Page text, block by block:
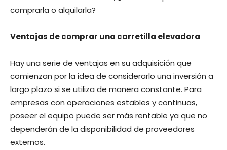
comprarla o alquilarla?
Ventajas de comprar una carretilla elevadora
Hay una serie de ventajas en su adquisición que
comienzan por la idea de considerarlo una inversión a
largo plazo si se utiliza de manera constante. Para
empresas con operaciones estables y continuas,
poseer el equipo puede ser más rentable ya que no
dependerán de la disponibilidad de proveedores
externos.